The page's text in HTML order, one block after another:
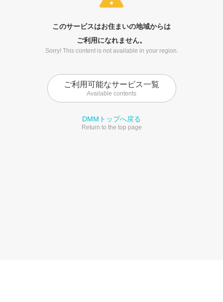
このサービスはお住まいの地域からは
ご利用になれません。
Sorry! This content is not available in your region.
ご利用可能なサービス一覧
Available contents
DMMトップへ戻る
Return to the top page